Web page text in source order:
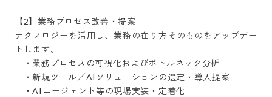
【2】業務プロセス改善・提案
テクノロジーを活用し、業務の在り方そのものをアップデー
トします。
・業務プロセスの可視化およびボトルネック分析
・新規ツール／AIソリューションの選定・導入提案
・AIエージェント等の現場実装・定着化